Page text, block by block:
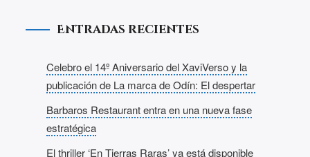
Entradas recientes
Celebro el 14º Aniversario del XaviVerso y la
publicación de La marca de Odín: El despertar
Barbaros Restaurant entra en una nueva fase
estratégica
El thriller ‘En Tierras Raras’ ya está disponible